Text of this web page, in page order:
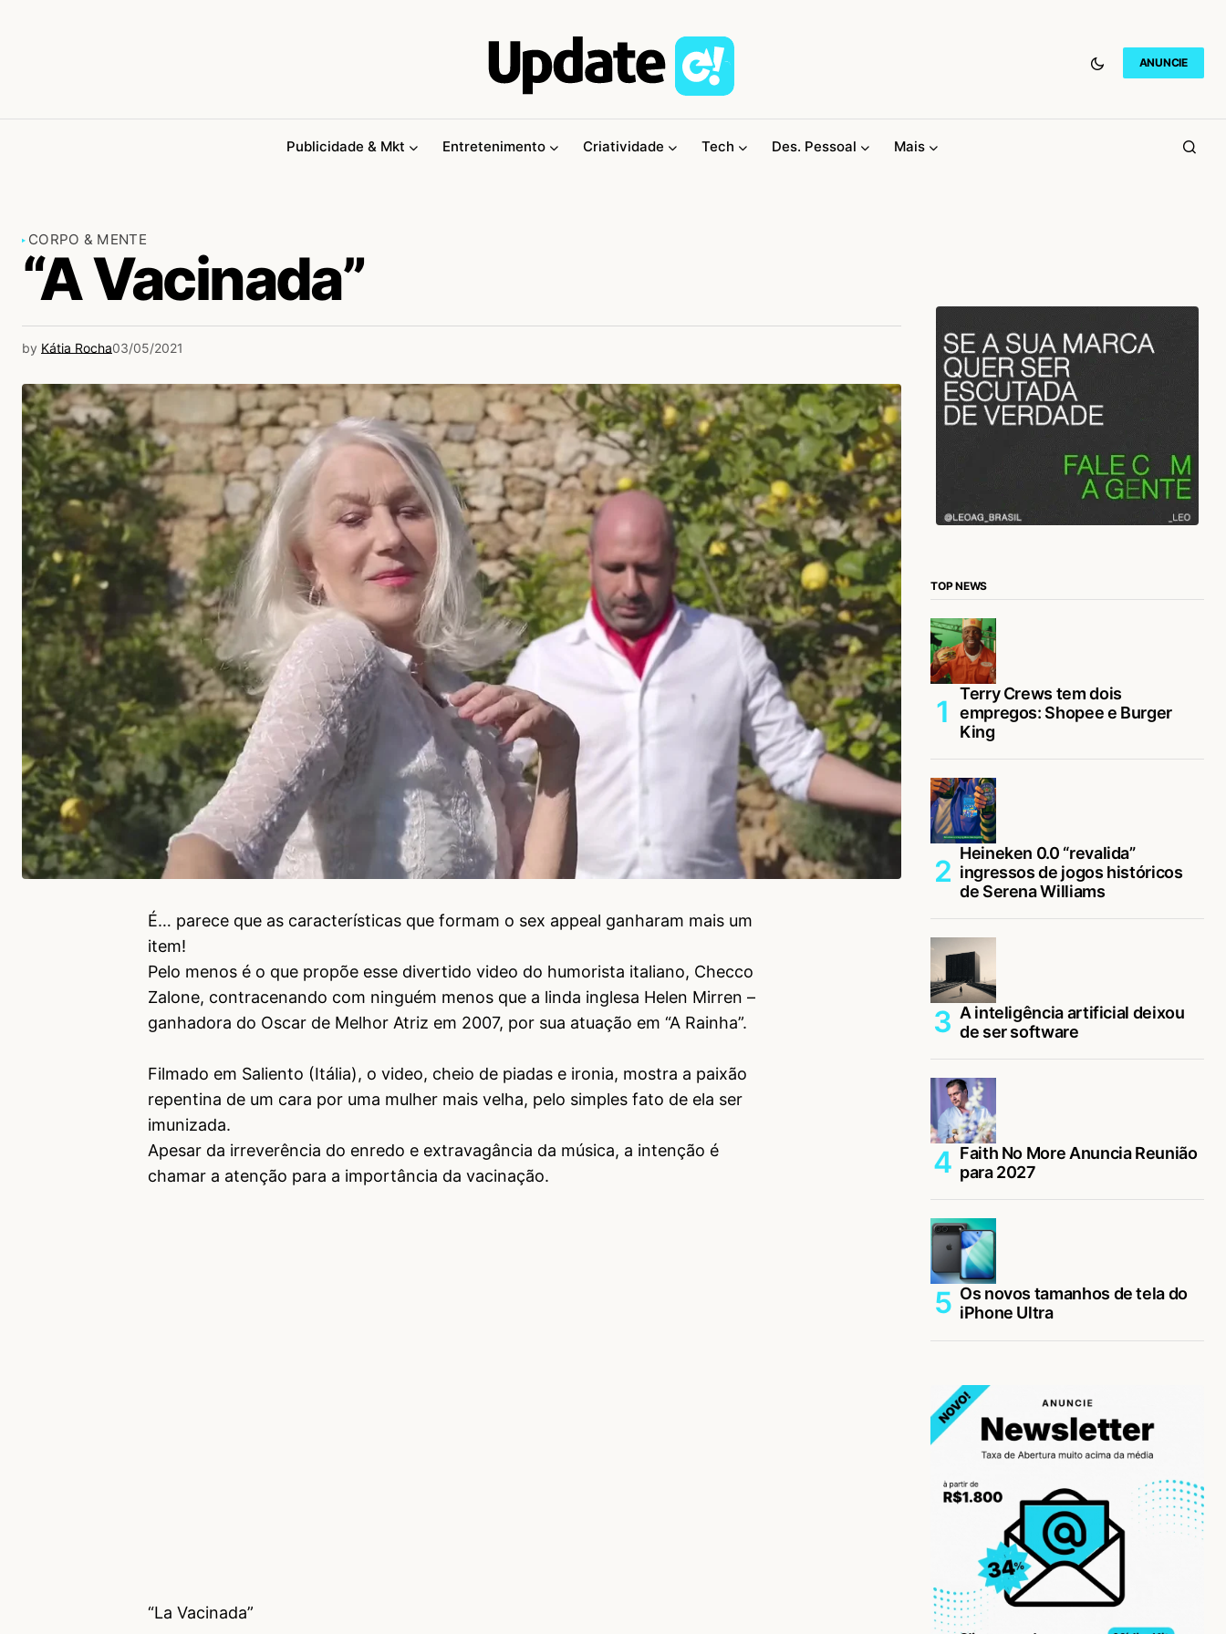
ANUNCIE
Publicidade & Mkt Entretenimento Criatividade Tech Des. Pessoal Mais
CORPO & MENTE
“A Vacinada”
by Kátia Rocha03/05/2021
É… parece que as características que formam o sex appeal ganharam mais um
item!
Pelo menos é o que propõe esse divertido video do humorista italiano, Checco
Zalone, contracenando com ninguém menos que a linda inglesa Helen Mirren –
ganhadora do Oscar de Melhor Atriz em 2007, por sua atuação em “A Rainha”.
Filmado em Saliento (Itália), o video, cheio de piadas e ironia, mostra a paixão
repentina de um cara por uma mulher mais velha, pelo simples fato de ela ser
imunizada.
Apesar da irreverência do enredo e extravagância da música, a intenção é
chamar a atenção para a importância da vacinação.
“La Vacinada”
TOP NEWS
Terry Crews tem dois
empregos: Shopee e Burger
King
Heineken 0.0 “revalida”
ingressos de jogos históricos
de Serena Williams
A inteligência artificial deixou
de ser software
Faith No More Anuncia Reunião
para 2027
Os novos tamanhos de tela do
iPhone Ultra